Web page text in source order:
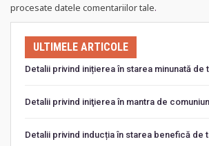
procesate datele comentariilor tale.
ULTIMELE ARTICOLE
Detalii privind inițierea în starea minunată de
Detalii privind iniţierea în mantra de
Detalii privind inducția în starea benefică de